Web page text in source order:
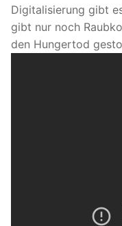
Digitalisierung gibt
gibt nur noch
den Hungertod